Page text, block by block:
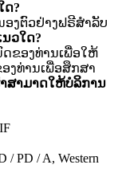
ດ?
ງຕົວຢ່າງຟຣີສໍາລັບ
ນວໃດ?
ຂອງທ່ານເພື່ອໃຫ້
ງທ່ານເພື່ອສຶກສາ
າສາມາດໃຫ້ບໍລິການ
PD / A, Western